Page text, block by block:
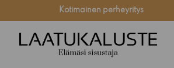
Kotimainen perheyritys